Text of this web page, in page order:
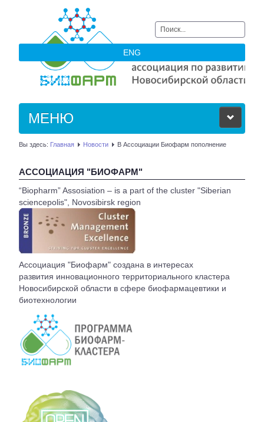
Искать...
ENG
МЕНЮ
ОБ АССОЦИАЦИИ
ЧЛЕНЫ АССОЦИАЦИИ
НОВОСТИ
АКТУАЛЬНОЕ
ВСТУПЛЕНИЕ
КОНТАКТЫ
БЮРО АССОЦИАЦИИ
Вы здесь: Главная Новости В Ассоциации Биофарм пополнение
АССОЦИАЦИЯ "БИОФАРМ"
“Biopharm” Assosiation – is a part of the cluster "Siberian
sciencepolis", Novosibirsk region
Ассоциация "Биофарм" создана в интересах
развития инновационного территориального кластера
Новосибирской области в сфере биофармацевтики и
биотехнологии